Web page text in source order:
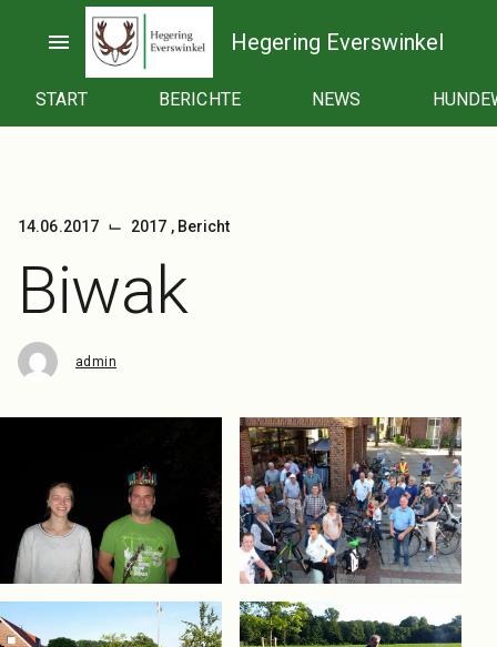
menu Hegering Everswinkel
START BERICHTE NEWS
14.06.2017 ⌙ 2017 , Bericht
Biwak
admin